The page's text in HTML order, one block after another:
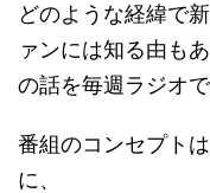
どのような経緯で
ァンには知る由も
の話を毎週ラジオ
番組のコンセプト
に、